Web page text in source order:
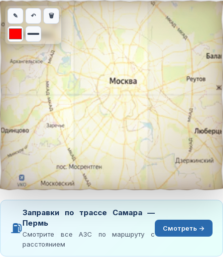
Интерактивная карта автомобильного маршрута из города
✎ ↶ 🗑
⛽
Заправки по трассе Самара —
Пермь
Смотрите все АЗС по маршруту с
расстоянием
Смотреть →